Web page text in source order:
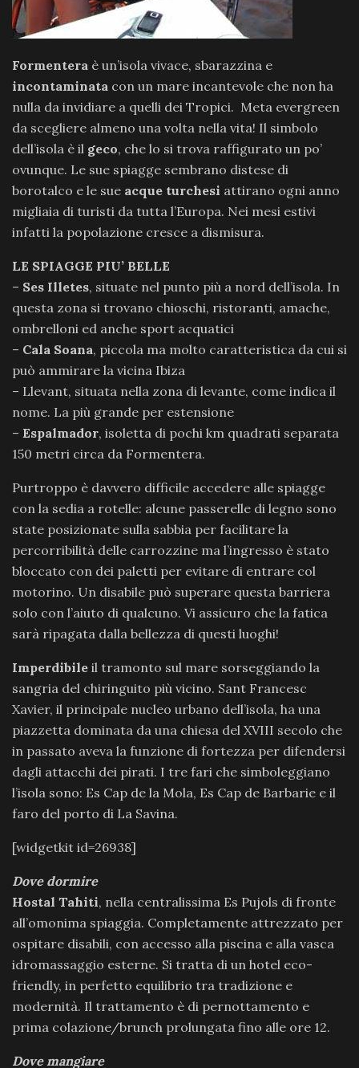
Formentera è un’isola vivace, sbarazzina e
incontaminata con un mare incantevole che non ha
nulla da invidiare a quelli dei Tropici. Meta evergreen
da scegliere almeno una volta nella vita! Il simbolo
dell’isola è il geco, che lo si trova raffigurato un po’
ovunque. Le sue spiagge sembrano distese di
borotalco e le sue acque turchesi attirano ogni anno
migliaia di turisti da tutta l’Europa. Nei mesi estivi
infatti la popolazione cresce a dismisura.
LE SPIAGGE PIU’ BELLE
– Ses Illetes, situate nel punto più a nord dell’isola. In
questa zona si trovano chioschi, ristoranti, amache,
ombrelloni ed anche sport acquatici
– Cala Soana, piccola ma molto caratteristica da cui si
può ammirare la vicina Ibiza
– Llevant, situata nella zona di levante, come indica il
nome. La più grande per estensione
– Espalmador, isoletta di pochi km quadrati separata
150 metri circa da Formentera.
Purtroppo è davvero difficile accedere alle spiagge
con la sedia a rotelle: alcune passerelle di legno sono
state posizionate sulla sabbia per facilitare la
percorribilità delle carrozzine ma l’ingresso è stato
bloccato con dei paletti per evitare di entrare col
motorino. Un disabile può superare questa barriera
solo con l’aiuto di qualcuno. Vi assicuro che la fatica
sarà ripagata dalla bellezza di questi luoghi!
Imperdibile il tramonto sul mare sorseggiando la
sangria del chiringuito più vicino. Sant Francesc
Xavier, il principale nucleo urbano dell’isola, ha una
piazzetta dominata da una chiesa del XVIII secolo che
in passato aveva la funzione di fortezza per difendersi
dagli attacchi dei pirati. I tre fari che simboleggiano
l’isola sono: Es Cap de la Mola, Es Cap de Barbarie e il
faro del porto di La Savina.
[widgetkit id=26938]
Dove dormire
Hostal Tahiti, nella centralissima Es Pujols di fronte
all’omonima spiaggia. Completamente attrezzato per
ospitare disabili, con accesso alla piscina e alla vasca
idromassaggio esterne. Si tratta di un hotel eco-
friendly, in perfetto equilibrio tra tradizione e
modernità. Il trattamento è di pernottamento e
prima colazione/brunch prolungata fino alle ore 12.
Dove mangiare